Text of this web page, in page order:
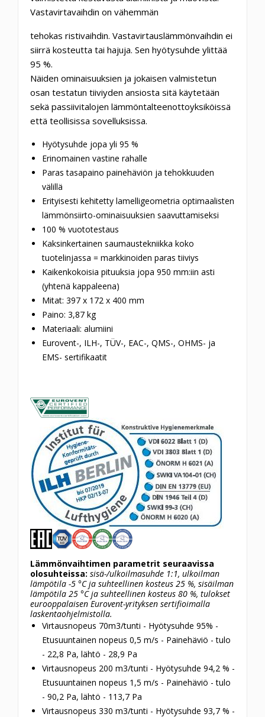
Vastavirtavaihdin on vähemmän
tehokas ristivaihdin. Vastavirtauslämmönvaihdin ei
siirrä kosteutta tai hajuja. Sen hyötysuhde ylittää
95 %.
Näiden ominaisuuksien ja jokaisen valmistetun
osan testatun tiiviyden ansiosta sitä käytetään
sekä passiivitalojen lämmöntalteenottoyksiköissä
että teollisissa sovelluksissa.
Hyötysuhde jopa yli 95 %
Erinomainen vastine rahalle
Paras tasapaino painehäviön ja tehokkuuden
välillä
Erityisesti kehitetty lamelligeometria optimaalisten
lämmönsiirto-ominaisuuksien saavuttamiseksi
100 % vuototestaus
Kaksinkertainen saumaustekniikka koko
tuotelinjassa = markkinoiden paras tiiviys
Kaikenkokoisia pituuksia jopa 950 mm:iin asti
(yhtenä kappaleena)
Mitat: 397 x 172 x 400 mm
Paino: 3,87 kg
Materiaali: alumiini
Eurovent-, ILH-, TÜV-, EAC-, QMS-, OHMS- ja
EMS- sertifikaatit
Lämmönvaihtimen parametrit seuraavissa
olosuhteissa: sisä-/ulkoilmasuhde 1:1, ulkoilman
lämpötila -5 °C ja suhteellinen kosteus 25 %, sisäilman
lämpötila 25 °C ja suhteellinen kosteus 80 %, tulokset
eurooppalaisen Eurovent-yrityksen sertifioimalla
laskentaohjelmistolla.
Virtausnopeus 70m3/tunti - Hyötysuhde 95% -
Etusuuntainen nopeus 0,5 m/s - Painehäviö - tulo
- 22,8 Pa, lähtö - 28,9 Pa
Virtausnopeus 200 m3/tunti - Hyötysuhde 94,2 % -
Etusuuntainen nopeus 1,5 m/s - Painehäviö - tulo
- 90,2 Pa, lähtö - 113,7 Pa
Virtausnopeus 330 m3/tunti - Hyötysuhde 93,7 % -